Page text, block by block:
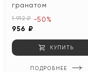
гранатом
1 912 ₽
956 ₽
-50%
КУПИТЬ
ПОДРОБНЕЕ